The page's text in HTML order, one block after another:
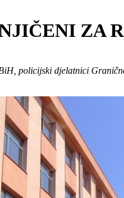
ZA
policijski djelatnici